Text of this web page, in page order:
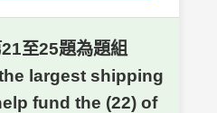
至25題為題組
largest shipping
fund the (22) of